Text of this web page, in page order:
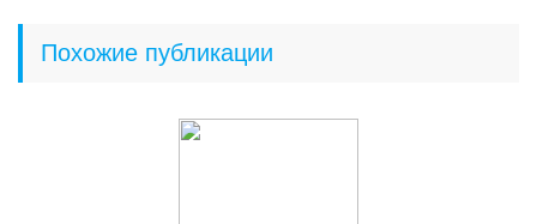
Похожие публикации